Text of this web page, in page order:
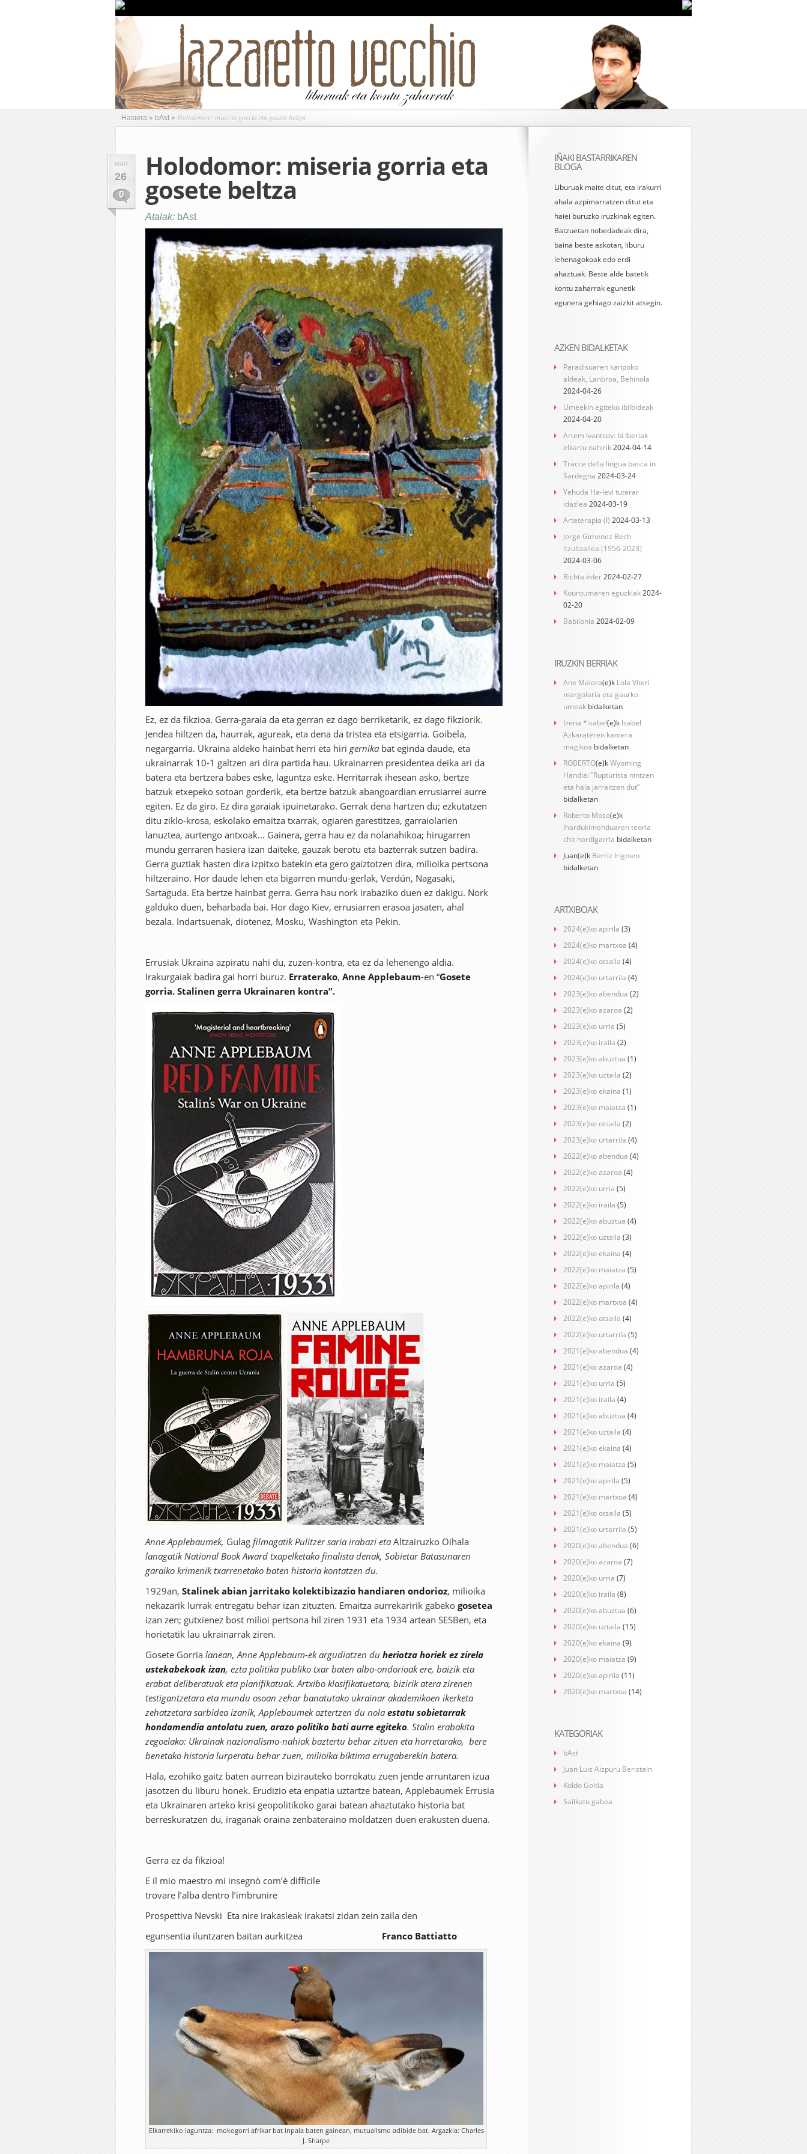
Hasiera » bAst » Holodomor: miseria gorria eta gosete beltza
MAR
26
0
Holodomor: miseria gorria eta
gosete beltza
Atalak: bAst
Ez, ez da fikzioa. Gerra-garaia da eta gerran ez dago berriketarik, ez dago fikziorik.
Jendea hiltzen da, haurrak, agureak, eta dena da tristea eta etsigarria. Goibela,
negargarria. Ukraina aldeko hainbat herri eta hiri gernika bat eginda daude, eta
ukrainarrak 10-1 galtzen ari dira partida hau. Ukrainarren presidentea deika ari da
batera eta bertzera babes eske, laguntza eske. Herritarrak ihesean asko, bertze
batzuk etxepeko sotoan gorderik, eta bertze batzuk abangoardian errusiarrei aurre
egiten. Ez da giro. Ez dira garaiak ipuinetarako. Gerrak dena hartzen du; ezkutatzen
ditu ziklo-krosa, eskolako emaitza txarrak, ogiaren garestitzea, garraiolarien
lanuztea, aurtengo antxoak… Gainera, gerra hau ez da nolanahikoa; hirugarren
mundu gerraren hasiera izan daiteke, gauzak berotu eta bazterrak sutzen badira.
Gerra guztiak hasten dira izpitxo batekin eta gero gaiztotzen dira, milioika pertsona
hiltzeraino. Hor daude lehen eta bigarren mundu-gerlak, Verdún, Nagasaki,
Sartaguda. Eta bertze hainbat gerra. Gerra hau nork irabaziko duen ez dakigu. Nork
galduko duen, beharbada bai. Hor dago Kiev, errusiarren erasoa jasaten, ahal
bezala. Indartsuenak, diotenez, Mosku, Washington eta Pekin.
Errusiak Ukraina azpiratu nahi du, zuzen-kontra, eta ez da lehenengo aldia.
Irakurgaiak badira gai horri buruz. Erraterako, Anne Applebaum-en “Gosete
gorria. Stalinen gerra Ukrainaren kontra”.
Anne Applebaumek, Gulag filmagatik Pulitzer saria irabazi eta Altzairuzko Oihala
lanagatik National Book Award txapelketako finalista denak, Sobietar Batasunaren
garaiko krimenik txarrenetako baten historia kontatzen du.
1929an, Stalinek abian jarritako kolektibizazio handiaren ondorioz, milioika
nekazarik lurrak entregatu behar izan zituzten. Emaitza aurrekaririk gabeko gosetea
izan zen; gutxienez bost milioi pertsona hil ziren 1931 eta 1934 artean SESBen, eta
horietatik lau ukrainarrak ziren.
Gosete Gorria lanean, Anne Applebaum-ek argudiatzen du heriotza horiek ez zirela
ustekabekoak izan, ezta politika publiko txar baten albo-ondorioak ere, baizik eta
erabat deliberatuak eta planifikatuak. Artxibo klasifikatuetara, bizirik atera zirenen
testigantzetara eta mundu osoan zehar banatutako ukrainar akademikoen ikerketa
zehatzetara sarbidea izanik, Applebaumek aztertzen du nola estatu sobietarrak
hondamendia antolatu zuen, arazo politiko bati aurre egiteko. Stalin erabakita
zegoelako: Ukrainak nazionalismo-nahiak baztertu behar zituen eta horretarako, bere
benetako historia lurperatu behar zuen, milioika biktima errugaberekin batera.
Hala, ezohiko gaitz baten aurrean bizirauteko borrokatu zuen jende arruntaren izua
jasotzen du liburu honek. Erudizio eta enpatia uztartze batean, Applebaumek Errusia
eta Ukrainaren arteko krisi geopolitikoko garai batean ahaztutako historia bat
berreskuratzen du, iraganak oraina zenbateraino moldatzen duen erakusten duena.
Gerra ez da fikzioa!
E il mio maestro mi insegnò com’è difficile
trovare l’alba dentro l’imbrunire
Prospettiva Nevski Eta nire irakasleak irakatsi zidan zein zaila den
egunsentia iluntzaren baitan aurkitzea Franco Battiatto
Elkarrekiko laguntza: mokogorri afrikar bat inpala baten gainean, mutualismo adibide bat. Argazkia: Charles
J. Sharpe
IÑAKI BASTARRIKAREN
BLOGA
Liburuak maite ditut, eta irakurri
ahala azpimarratzen ditut eta
haiei buruzko iruzkinak egiten.
Batzuetan nobedadeak dira,
baina beste askotan, liburu
lehenagokoak edo erdi
ahaztuak. Beste alde batetik
kontu zaharrak egunetik
egunera gehiago zaizkit atsegin.
AZKEN BIDALKETAK
Paradisuaren kanpoko
aldeak, Lanbroa, Behinola
2024-04-26
Umeekin egiteko ibilbideak
2024-04-20
Artem Ivantsov: bi Iberiak
elkartu nahirik2024-04-14
Tracce della lingua basca in
Sardegna 2024-03-24
Yehuda Ha-levi tuterar
idazlea 2024-03-19
Arteterapia (I) 2024-03-13
Jorge Gimenez Bech
itzultzailea [1956-2023]
2024-03-06
Bichta éder2024-02-27
Kouroumaren eguzkiak2024-
02-20
Babilonia 2024-02-09
IRUZKIN BERRIAK
Ane Maiora(e)k Lola Viteri
margolaria eta gaurko
umeak bidalketan
Izena *isabel(e)k Isabel
Azkarateren kamera
magikoa bidalketan
ROBERTO(e)kWyoming
Handia: “Rupturista nintzen
eta hala jarraitzen dut”
bidalketan
Roberto Moso(e)k
Ihardukimenduaren teoria
chit hordigarria bidalketan
Juan(e)k Berriz Irigoien
bidalketan
ARTXIBOAK
2024(e)ko apirila (3)
2024(e)ko martxoa (4)
2024(e)ko otsaila (4)
2024(e)ko urtarrila (4)
2023(e)ko abendua (2)
2023(e)ko azaroa (2)
2023(e)ko urria (5)
2023(e)ko iraila (2)
2023(e)ko abuztua (1)
2023(e)ko uztaila (2)
2023(e)ko ekaina (1)
2023(e)ko maiatza (1)
2023(e)ko otsaila (2)
2023(e)ko urtarrila (4)
2022(e)ko abendua (4)
2022(e)ko azaroa (4)
2022(e)ko urria (5)
2022(e)ko iraila (5)
2022(e)ko abuztua (4)
2022(e)ko uztaila (3)
2022(e)ko ekaina (4)
2022(e)ko maiatza (5)
2022(e)ko apirila (4)
2022(e)ko martxoa (4)
2022(e)ko otsaila (4)
2022(e)ko urtarrila (5)
2021(e)ko abendua (4)
2021(e)ko azaroa (4)
2021(e)ko urria (5)
2021(e)ko iraila (4)
2021(e)ko abuztua (4)
2021(e)ko uztaila (4)
2021(e)ko ekaina (4)
2021(e)ko maiatza (5)
2021(e)ko apirila (5)
2021(e)ko martxoa (4)
2021(e)ko otsaila (5)
2021(e)ko urtarrila (5)
2020(e)ko abendua (6)
2020(e)ko azaroa (7)
2020(e)ko urria (7)
2020(e)ko iraila (8)
2020(e)ko abuztua (6)
2020(e)ko uztaila (15)
2020(e)ko ekaina (9)
2020(e)ko maiatza (9)
2020(e)ko apirila (11)
2020(e)ko martxoa (14)
KATEGORIAK
bAst
Juan Luis Aizpuru Beristain
Koldo Goitia
Sailkatu gabea